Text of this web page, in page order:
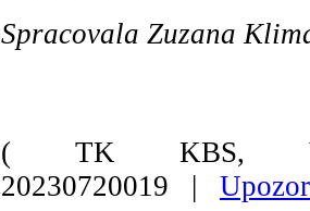
Spracovala Zuzana
( TK KBS,
20230720019 |